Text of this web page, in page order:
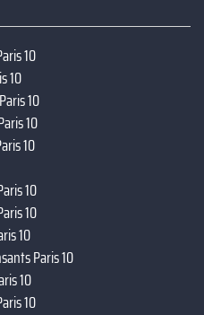
10
10
10
10
10
10
10
10
Paris 10
10
10